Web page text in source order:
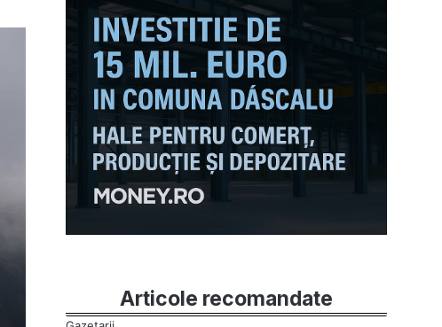
Articole recomandate